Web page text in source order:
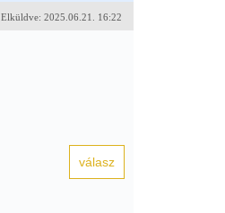
Elküldve: 2025.06.21. 16:22